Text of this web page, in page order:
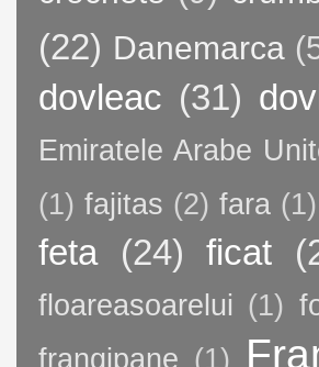
(22) Danemarca
dovleac (31)
Emiratele Arabe
(1) fajitas (2) fara (1)
feta (24) ficat
floareasoarelui (1)
frangipane (1)